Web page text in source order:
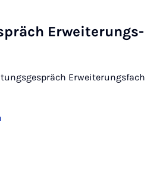
Er­wei­te­rungs­
Erweiterungsfach